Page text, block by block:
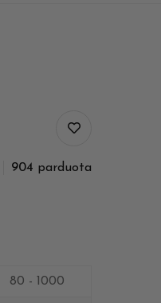
904 parduota
80 - 1000